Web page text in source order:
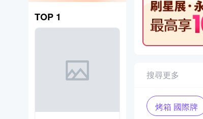
TOP 1
搜尋更多
烤箱 國際牌